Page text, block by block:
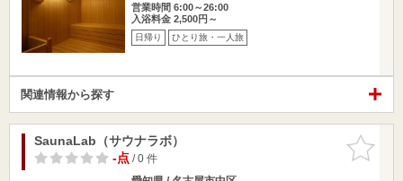
営業時間 6:00～26:00
入浴料金 2,500円～
日帰り ひとり旅・一人旅
関連情報から探す
お気に入
りに追加
SaunaLab（サウナラボ）
-点/ 0 件